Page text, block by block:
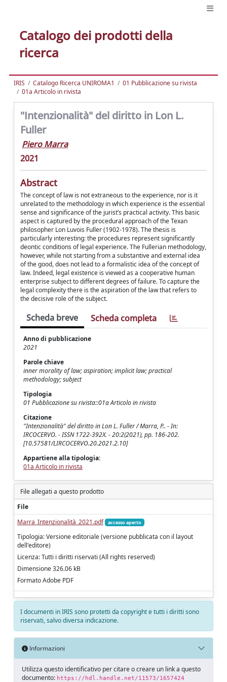
Catalogo dei prodotti della
ricerca
IRIS Catalogo Ricerca UNIROMA1
01 Pubblicazione su rivista
01a Articolo in rivista
"Intenzionalità" del diritto in Lon L.
Fuller
Piero Marra
2021
Abstract
The concept of law is not extraneous to the experience, nor is it
unrelated to the methodology in which experience is the essential
sense and significance of the jurist’s practical activity. This basic
aspect is captured by the procedural approach of the Texan
philosopher Lon Luvois Fuller (1902-1978). The thesis is
particularly interesting: the procedures represent significantly
deontic conditions of legal experience. The Fullerian methodology,
however, while not starting from a substantive and external idea
of the good, does not lead to a formalistic idea of the concept of
law. Indeed, legal existence is viewed as a cooperative human
enterprise subject to different degrees of failure. To capture the
legal complexity there is the aspiration of the law that refers to
the decisive role of the subject.
Scheda breve Scheda completa
Anno di pubblicazione
2021
Parole chiave
inner morality of law; aspiration; implicit law; practical
methodology; subject
Tipologia
01 Pubblicazione su rivista::01a Articolo in rivista
Citazione
"Intenzionalità" del diritto in Lon L. Fuller / Marra, P.. - In:
IRCOCERVO. - ISSN 1722-392X. - 20:2(2021), pp. 186-202.
[10.57581/LIRCOCERVO.20.2021.2.10]
Appartiene alla tipologia:
01a Articolo in rivista
File allegati a questo prodotto
File
Marra_Intenzionalità_2021.pdf
accesso aperto
Tipologia: Versione editoriale (versione pubblicata con il layout
dell'editore)
Licenza: Tutti i diritti riservati (All rights reserved)
Dimensione 326.06 kB
Formato Adobe PDF
I documenti in IRIS sono protetti da copyright e tutti i diritti sono
riservati, salvo diversa indicazione.
Informazioni
Utilizza questo identificativo per citare o creare un link a questo
documento: https://hdl.handle.net/11573/1657424